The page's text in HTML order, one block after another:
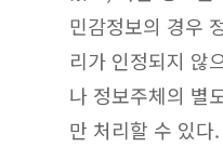
민감정보의 경우
리가 인정되지 않
나 정보주체의 별
만 처리할 수 있다